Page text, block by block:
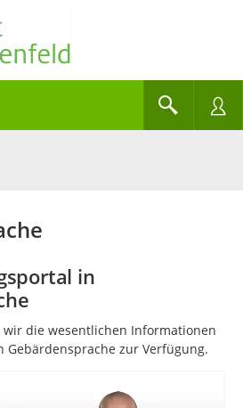
in
die we­sent­lichen In­for­ma­tionen
zur Ver­fügung.